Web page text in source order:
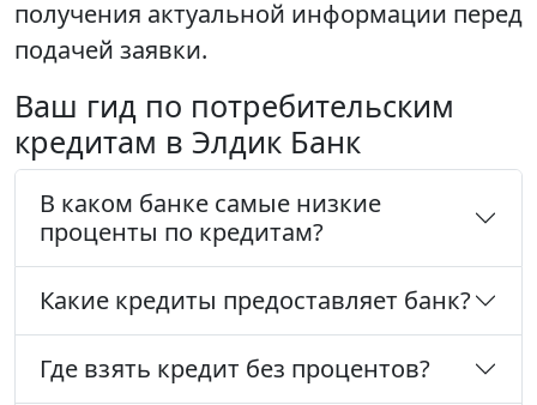
получения актуальной информации перед
подачей заявки.
Ваш гид по потребительским
кредитам в Элдик Банк
В каком банке самые низкие
проценты по кредитам?
Какие кредиты предоставляет банк?
Где взять кредит без процентов?